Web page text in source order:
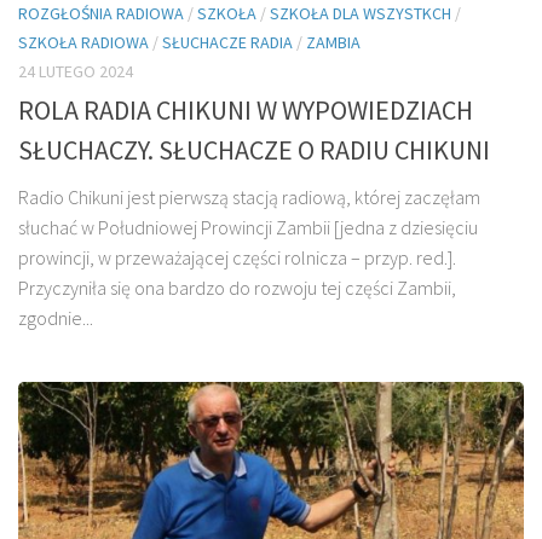
ROZGŁOŚNIA RADIOWA /SZKOŁA /SZKOŁA DLA WSZYSTKCH /
SZKOŁA RADIOWA /SŁUCHACZE RADIA / ZAMBIA
24 LUTEGO 2024
ROLA RADIA CHIKUNI W WYPOWIEDZIACH
SŁUCHACZY. SŁUCHACZE O RADIU CHIKUNI
Radio Chikuni jest pierwszą stacją radiową, której zaczęłam
słuchać w Południowej Prowincji Zambii [jedna z dziesięciu
prowincji, w przeważającej części rolnicza – przyp. red.].
Przyczyniła się ona bardzo do rozwoju tej części Zambii,
zgodnie...